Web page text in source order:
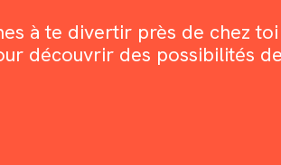
à te divertir près de chez
découvrir des possibilités